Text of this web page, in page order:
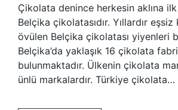
Çikolata denince herkesin aklına
Belçika çikolatasıdır. Yıllardır
övülen Belçika çikolatası yiyenleri
Belçika’da yaklaşık 16 çikolata
bulunmaktadır. Ülkenin çikolata
ünlü markalardır. Türkiye çikolata…